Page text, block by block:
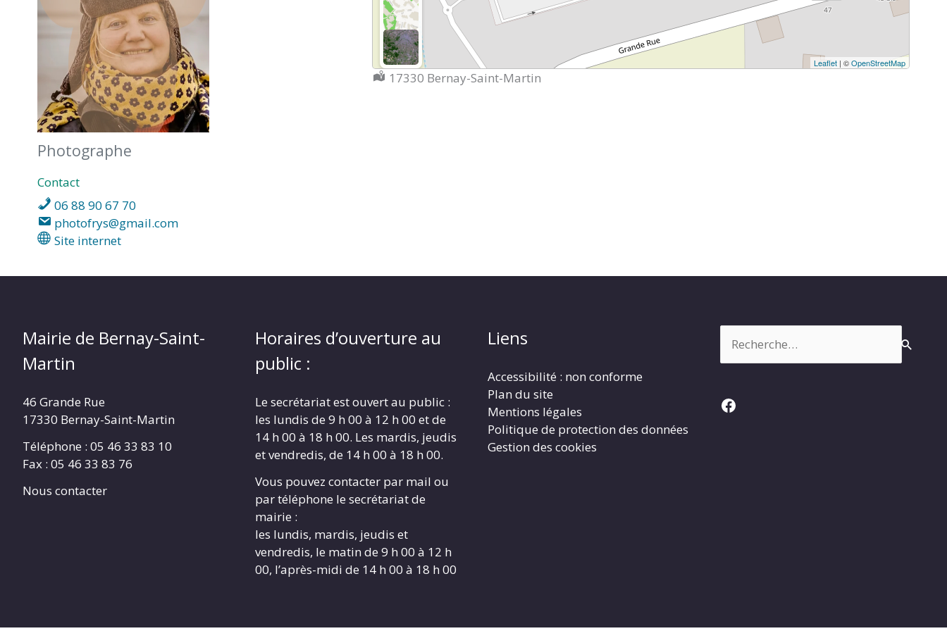
MARTIN
Photographe
Contact
06 88 90 67 70
photofrys@gmail.com
Site internet
Leaflet| ©OpenStreetMap
Localisation :
17330 Bernay-Saint-Martin
Mairie de Bernay-Saint-
Martin
46 Grande Rue
17330 Bernay-Saint-Martin
Téléphone : 05 46 33 83 10
Fax : 05 46 33 83 76
Nous contacter
Horaires d’ouverture au
public :
Le secrétariat est ouvert au public :
les lundis de 9 h 00 à 12 h 00 et de
14 h 00 à 18 h 00. Les mardis, jeudis
et vendredis, de 14 h 00 à 18 h 00.
Vous pouvez contacter par mail ou
par téléphone le secrétariat de
mairie :
les lundis, mardis, jeudis et
vendredis, le matin de 9 h 00 à 12 h
00, l’après-midi de 14 h 00 à 18 h 00
Liens
Accessibilité : non conforme
Plan du site
Mentions légales
Politique de protection des données
Gestion des cookies
Facebook